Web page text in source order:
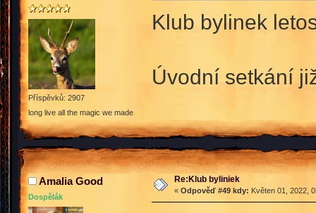
Příspěvků: 2907
long live all the magic we made
Klub bylinek
Úvodní setkání
Amalia Good
Dospělák
Re:Klub byliniek
« Odpověď #49 kdy: Květen 01, 2022,